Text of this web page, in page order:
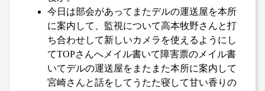
今日は部会があってまたデルの運送屋を本所
に案内して、監視について高本牧野さんと打
ち合わせして新しいカメラを使えるようにし
てTOPさんへメイル書いて障害票のメイル書
いてデルの運送屋をまたまた本所に案内して
宮崎さんと話をしてうたた寝して甘い香りの